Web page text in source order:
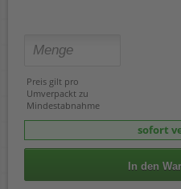
Preis gilt pro
Umverpackt zu
Mindestabnahme
sofort
In den